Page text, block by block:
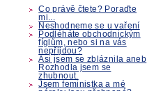
Co právě čtete? Poraďte
mi...
Neshodneme se u vaření
Podléháte obchodnickým
fíglům, nebo si na vás
nepřijdou?
Asi jsem se zbláznila aneb
Rozhodla jsem se
zhubnout.
Jsem feministka a mé